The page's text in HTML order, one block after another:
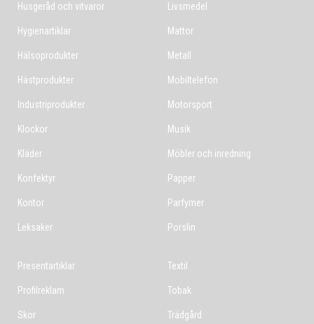
Husgeråd och vitvaror
Hygienartiklar
Hälsoprodukter
Hästprodukter
Industriprodukter
Klockor
Kläder
Konfektyr
Kontor
Leksaker
Livsmedel
Mattor
Metall
Mobiltelefon
Motorsport
Musik
Möbler och inredning
Papper
Parfymer
Porslin
Presentartiklar
Profilreklam
Skor
Textil
Tobak
Trädgård